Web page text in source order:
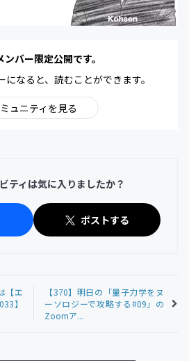
バー限定公開です。
なると、読むことができます。
ュニティを見る
ティは気に入りましたか？
ポストする
【エ
】
【370】明日の「量子力学をヌ
ーソロジーで攻略する#09」の
Zoomア...